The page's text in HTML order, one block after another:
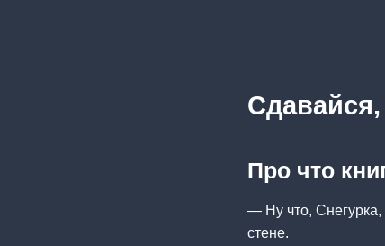
Сдавайся,
Про что
— Ну что, Снегурка,
стене.